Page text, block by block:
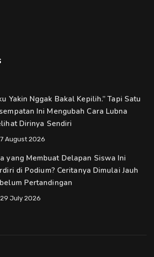
Yakin Nggak Bakal Kepilih.” Tapi Satu
Ini Mengubah Cara Lubna
Dirinya Sendiri
7 August 2026
yang Membuat Delapan Siswa Ini
di Podium? Ceritanya Dimulai Jauh
Pertandingan
29 July 2026